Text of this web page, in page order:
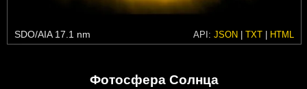
SDO/AIA 17.1 nm API: JSON | TXT | HTML
Фотосфера Солнца